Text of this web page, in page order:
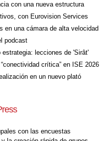
con una nueva estructura
con Eurovision Services
en una cámara de alta velocidad
podcast
lecciones de 'Sirât'
crítica” en ISE 2026
en un nuevo plató
con las encuestas